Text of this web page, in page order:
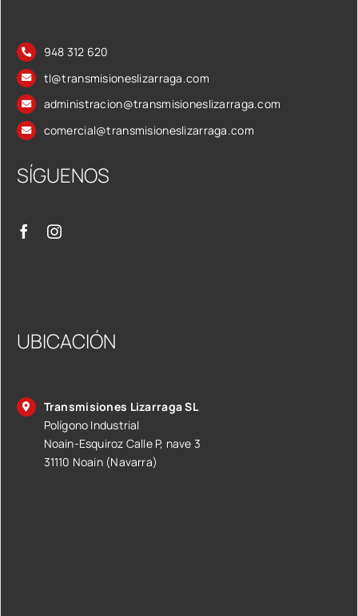
948 312 620
tl@transmisioneslizarraga.com
administracion@transmisioneslizarraga.com
comercial@transmisioneslizarraga.com
SÍGUENOS
UBICACIÓN
Transmisiones Lizarraga SL
Polígono Industrial
Noain-Esquiroz Calle P, nave 3
31110 Noain (Navarra)